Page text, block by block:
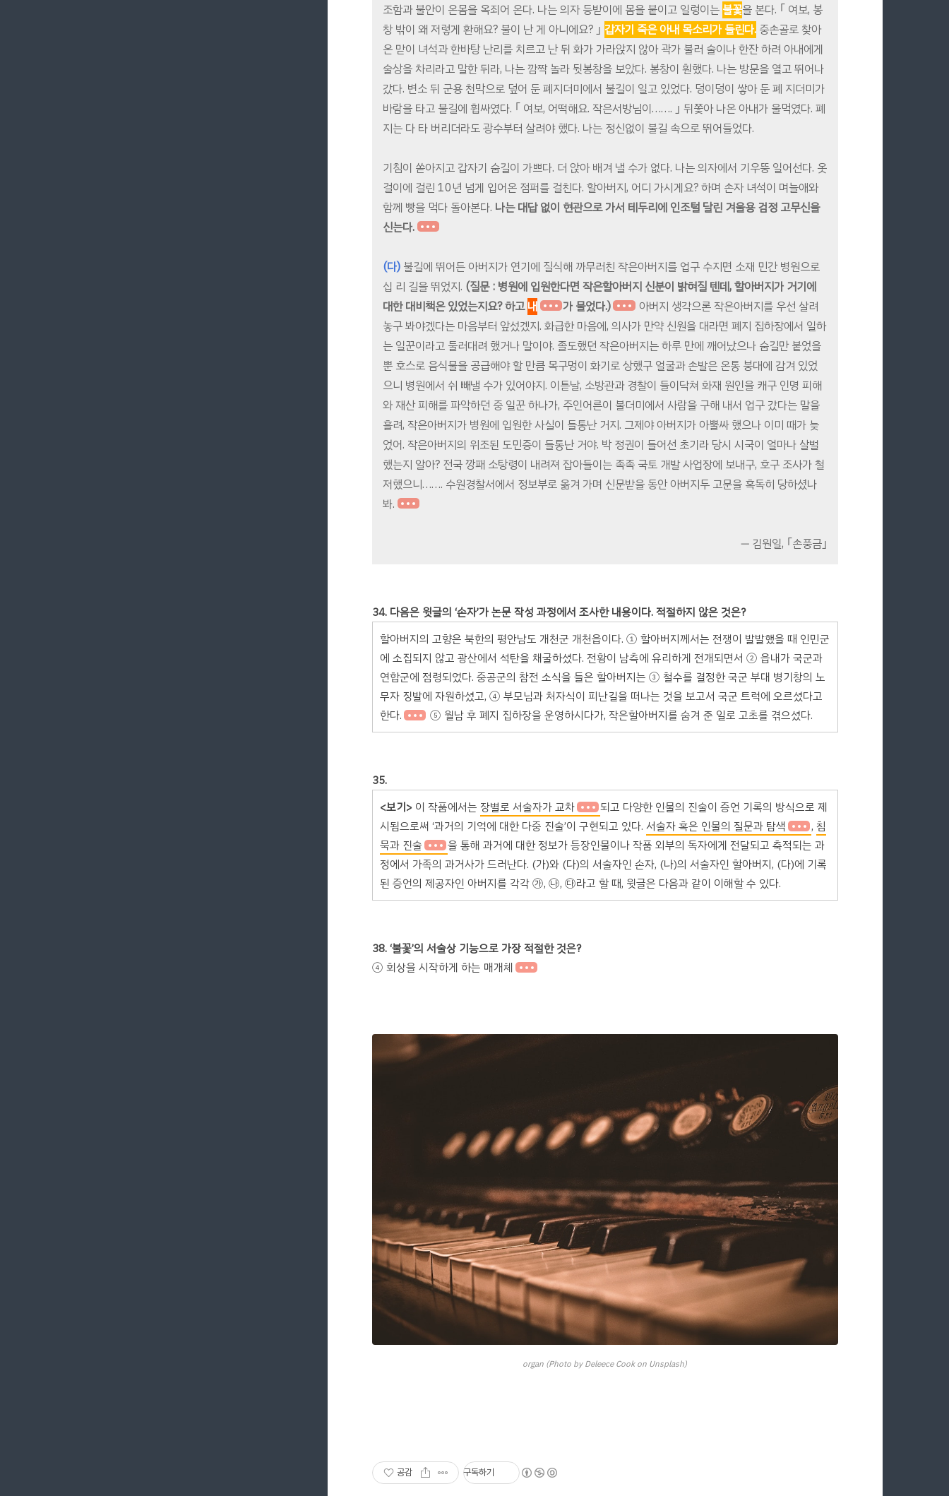
조함과 불안이 온몸을 옥죄어 온다. 나는 의자 등받이에 몸을 붙이고 일렁이는 불꽃을 본다. ｢ 여보, 봉
창 밖이 왜 저렇게 환해요? 불이 난 게 아니에요? ｣갑자기 죽은 아내 목소리가 들린다. 중손골로 찾아
온 맏이 녀석과 한바탕 난리를 치르고 난 뒤 화가 가라앉지 않아 곽가 불러 술이나 한잔 하려 아내에게
술상을 차리라고 말한 뒤라, 나는 깜짝 놀라 뒷봉창을 보았다. 봉창이 훤했다. 나는 방문을 열고 뛰어나
갔다. 변소 뒤 군용 천막으로 덮어 둔 폐지더미에서 불길이 일고 있었다. 덩이덩이 쌓아 둔 폐 지더미가
바람을 타고 불길에 휩싸였다. ｢ 여보, 어떡해요. 작은서방님이……. ｣ 뒤쫓아 나온 아내가 울먹였다. 폐
지는 다 타 버리더라도 광수부터 살려야 했다. 나는 정신없이 불길 속으로 뛰어들었다.
기침이 쏟아지고 갑자기 숨길이 가쁘다. 더 앉아 배겨 낼 수가 없다. 나는 의자에서 기우뚱 일어선다. 옷
걸이에 걸린 10년 넘게 입어온 점퍼를 걸친다. 할아버지, 어디 가시게요? 하며 손자 녀석이 며늘애와
함께 빵을 먹다 돌아본다. 나는 대답 없이 현관으로 가서 테두리에 인조털 달린 겨울용 검정 고무신을
신는다.
(다) 불길에 뛰어든 아버지가 연기에 질식해 까무러친 작은아버지를 업구 수지면 소재 민간 병원으로
십 리 길을 뛰었지. (질문 : 병원에 입원한다면 작은할아버지 신분이 밝혀질 텐데, 할아버지가 거기에
대한 대비책은 있었는지요? 하고내 가 물었다.)
아버지 생각으론 작은아버지를 우선 살려
놓구 봐야겠다는 마음부터 앞섰겠지. 화급한 마음에, 의사가 만약 신원을 대라면 폐지 집하장에서 일하
는 일꾼이라고 둘러대려 했거나 말이야. 졸도했던 작은아버지는 하루 만에 깨어났으나 숨길만 붙었을
뿐 호스로 음식물을 공급해야 할 만큼 목구멍이 화기로 상했구 얼굴과 손발은 온통 붕대에 감겨 있었
으니 병원에서 쉬 빼낼 수가 있어야지. 이튿날, 소방관과 경찰이 들이닥쳐 화재 원인을 캐구 인명 피해
와 재산 피해를 파악하던 중 일꾼 하나가, 주인어른이 불더미에서 사람을 구해 내서 업구 갔다는 말을
흘려, 작은아버지가 병원에 입원한 사실이 들통난 거지. 그제야 아버지가 아뿔싸 했으나 이미 때가 늦
었어. 작은아버지의 위조된 도민증이 들통난 거야. 박 정권이 들어선 초기라 당시 시국이 얼마나 살벌
했는지 알아? 전국 깡패 소탕령이 내려져 잡아들이는 족족 국토 개발 사업장에 보내구, 호구 조사가 철
저했으니……. 수원경찰서에서 정보부로 옮겨 가며 신문받을 동안 아버지두 고문을 혹독히 당하셨나
봐.
― 김원일, ｢손풍금｣
34. 다음은 윗글의 ‘손자’가 논문 작성 과정에서 조사한 내용이다. 적절하지 않은 것은?
할아버지의 고향은 북한의 평안남도 개천군 개천읍이다. ① 할아버지께서는 전쟁이 발발했을 때 인민군
에 소집되지 않고 광산에서 석탄을 채굴하셨다. 전황이 남측에 유리하게 전개되면서 ② 읍내가 국군과
연합군에 점령되었다. 중공군의 참전 소식을 들은 할아버지는 ③ 철수를 결정한 국군 부대 병기창의 노
무자 징발에 자원하셨고, ④ 부모님과 처자식이 피난길을 떠나는 것을 보고서 국군 트럭에 오르셨다고
한다.
⑤ 월남 후 폐지 집하장을 운영하시다가, 작은할아버지를 숨겨 준 일로 고초를 겪으셨다.
35.
<보기>이 작품에서는 장별로 서술자가 교차
되고 다양한 인물의 진술이 증언 기록의 방식으로 제
시됨으로써 ‘과거의 기억에 대한 다중 진술’이 구현되고 있다. 서술자 혹은 인물의 질문과 탐색 , 침
묵과 진술
을 통해 과거에 대한 정보가 등장인물이나 작품 외부의 독자에게 전달되고 축적되는 과
정에서 가족의 과거사가 드러난다. (가)와 (다)의 서술자인 손자, (나)의 서술자인 할아버지, (다)에 기록
된 증언의 제공자인 아버지를 각각 ㉮, ㉯, ㉰라고 할 때, 윗글은 다음과 같이 이해할 수 있다.
38. ‘불꽃’의 서술상 기능으로 가장 적절한 것은?
④ 회상을 시작하게 하는 매개체
organ (Photo by Deleece Cook on Unsplash)
공감 구독하기